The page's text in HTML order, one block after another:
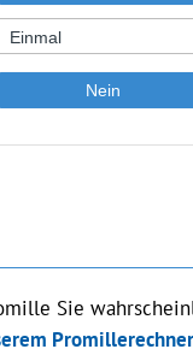
Sie